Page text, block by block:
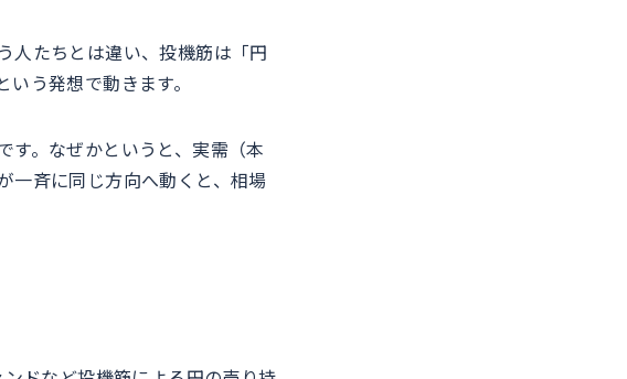
人たちとは違い、投機筋は「円
う発想で動きます。
す。なぜかというと、実需（本
一斉に同じ方向へ動くと、相場